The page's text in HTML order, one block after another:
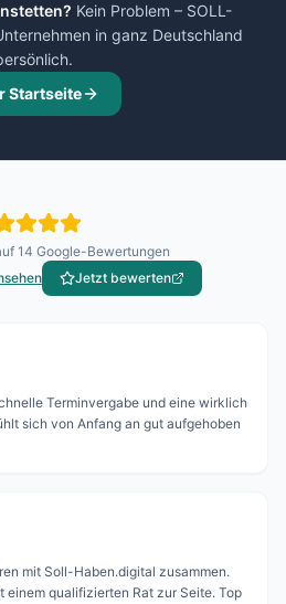
? Kein Problem – SOLL-
in ganz Deutschland
Startseite
14 Google-Bewertungen
Jetzt bewerten
Terminvergabe und eine wirklich
sich von Anfang an gut aufgehoben
mit Soll-Haben.digital zusammen.
einem qualifizierten Rat zur Seite. Top